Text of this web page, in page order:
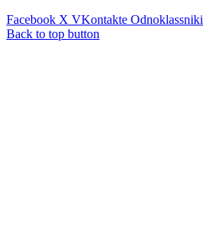
Facebook X VKontakte Odnoklassniki
Back to top button